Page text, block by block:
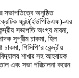
সভাপতিত্বে অনুষ্ঠিত
ফ্রন্ট(ইউপিডিএফ)-এর
সভাপতি অংগ্য মারমা,
সুপ্রীম চাকমা, হিল
পিসিপি’র কেন্দ্রীয়
শাখার সহ আহবায়ক
এবং সভা পরিচালনা করেন